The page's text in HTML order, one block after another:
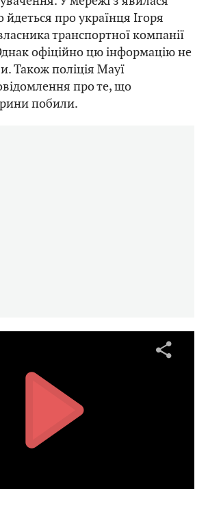
про українця Ігоря
транспортної компанії
офіційно цю інформацію не
Також поліція Мауї
про те, що
побили.